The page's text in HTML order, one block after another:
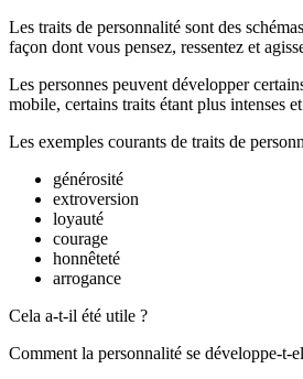
Les traits de personnalité sont des
façon dont vous pensez, ressentez et
Les personnes peuvent développer
mobile, certains traits étant plus intenses
Les exemples courants de traits de
générosité
extroversion
loyauté
courage
honnêteté
arrogance
Cela a-t-il été utile ?
Comment la personnalité se développe-t-